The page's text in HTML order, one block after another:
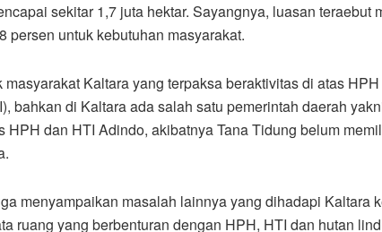
sekitar 1,7 juta hektar. Sayangnya, luasan teraebut
persen untuk kebutuhan masyarakat.
masyarakat Kaltara yang terpaksa beraktivitas di atas
bahkan di Kaltara ada salah satu pemerintah daerah
HPH dan HTI Adindo, akibatnya Tana Tidung belum
menyampaikan masalah lainnya yang dihadapi Kaltara
ruang yang berbenturan dengan HPH, HTI dan hutan